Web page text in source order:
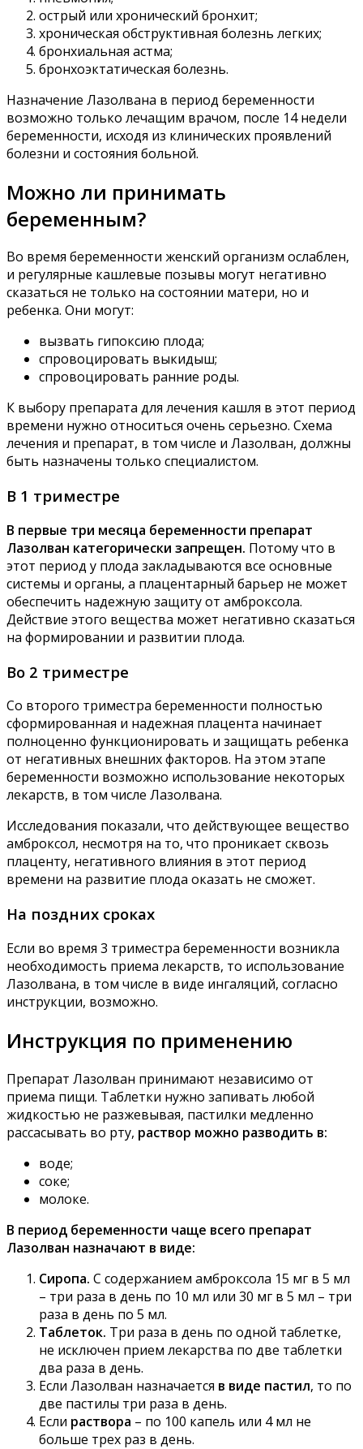
острый или хронический бронхит;
хроническая обструктивная болезнь легких;
бронхиальная астма;
бронхоэктатическая болезнь.
Назначение Лазолвана в период беременности
возможно только лечащим врачом, после 14 недели
беременности, исходя из клинических проявлений
болезни и состояния больной.
Можно ли принимать
беременным?
Во время беременности женский организм ослаблен,
и регулярные кашлевые позывы могут негативно
сказаться не только на состоянии матери, но и
ребенка. Они могут:
вызвать гипоксию плода;
спровоцировать выкидыш;
спровоцировать ранние роды.
К выбору препарата для лечения кашля в этот период
времени нужно относиться очень серьезно. Схема
лечения и препарат, в том числе и Лазолван, должны
быть назначены только специалистом.
В 1 триместре
В первые три месяца беременности препарат
Лазолван категорически запрещен. Потому что в
этот период у плода закладываются все основные
системы и органы, а плацентарный барьер не может
обеспечить надежную защиту от амброксола.
Действие этого вещества может негативно сказаться
на формировании и развитии плода.
Во 2 триместре
Со второго триместра беременности полностью
сформированная и надежная плацента начинает
полноценно функционировать и защищать ребенка
от негативных внешних факторов. На этом этапе
беременности возможно использование некоторых
лекарств, в том числе Лазолвана.
Исследования показали, что действующее вещество
амброксол, несмотря на то, что проникает сквозь
плаценту, негативного влияния в этот период
времени на развитие плода оказать не сможет.
На поздних сроках
Если во время 3 триместра беременности возникла
необходимость приема лекарств, то использование
Лазолвана, в том числе в виде ингаляций, согласно
инструкции, возможно.
Инструкция по применению
Препарат Лазолван принимают независимо от
приема пищи. Таблетки нужно запивать любой
жидкостью не разжевывая, пастилки медленно
рассасывать во рту, раствор можно разводить в:
воде;
соке;
молоке.
В период беременности чаще всего препарат
Лазолван назначают в виде:
Сиропа. С содержанием амброксола 15 мг в 5 мл
– три раза в день по 10 мл или 30 мг в 5 мл – три
раза в день по 5 мл.
Таблеток. Три раза в день по одной таблетке,
не исключен прием лекарства по две таблетки
два раза в день.
Если Лазолван назначается в виде пастил, то по
две пастилы три раза в день.
Если раствора – по 100 капель или 4 мл не
больше трех раз в день.